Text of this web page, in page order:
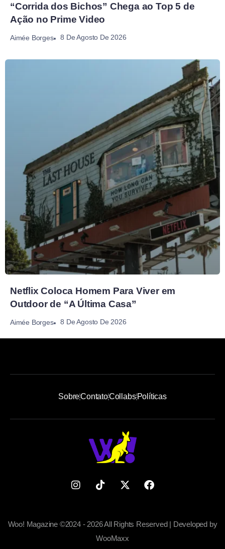
“Corrida dos Bichos” Chega ao Top 5 de
Ação no Prime Video
Aimée Borges 8 De Agosto De 2026
Netflix Coloca Homem Para Viver em
Outdoor de “A Última Casa”
Aimée Borges 8 De Agosto De 2026
SobreContatoCollabsPolíticas
Woo! Magazine ©2024 - 2026 All Rights Reserved | Developed by
WooMaxx